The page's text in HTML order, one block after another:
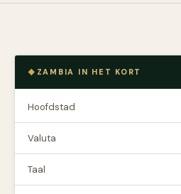
ZAMBIA IN HET KORT
Hoofdstad
Valuta
Taal